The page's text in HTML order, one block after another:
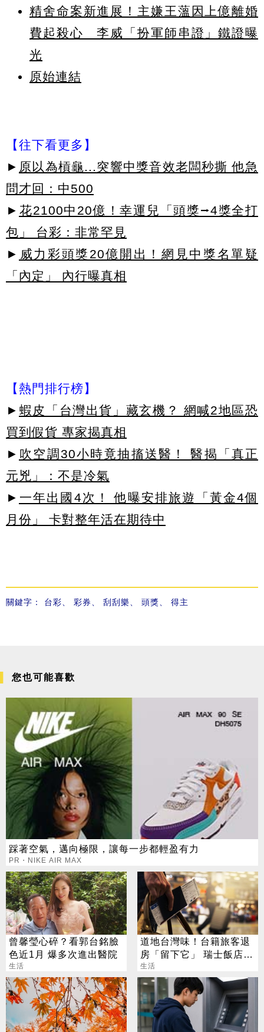
精舍命案新進展！主嫌王薀因上億離婚
費起殺心 李威「扮軍師串證」鐵證曝
光
原始連結
【往下看更多】
► 原以為槓龜...突響中獎音效老闆秒撕 他急
問才回：中500
► 花2100中20億！幸運兒「頭獎⭢4獎全打
包」 台彩：非常罕見
► 威力彩頭獎20億開出！網見中獎名單疑
「內定」 內行曝真相
【熱門排行榜】
► 蝦皮「台灣出貨」藏玄機？ 網喊2地區恐
買到假貨 專家揭真相
► 吹空調30小時竟抽搐送醫！ 醫揭「真正
元兇」：不是冷氣
► 一年出國4次！ 他曝安排旅遊「黃金4個
月份」 卡對整年活在期待中
關鍵字： 台彩、 彩券、 刮刮樂、 頭獎、 得主
您也可能喜歡
踩著空氣，邁向極限，讓每一步都輕盈有力
PR・NIKE AIR MAX
曾馨瑩心碎？看郭台銘臉
色近1月 爆多次進出醫院
生活
道地台灣味！台籍旅客退
房「留下它」 瑞士飯店員
工吃上癮
生活